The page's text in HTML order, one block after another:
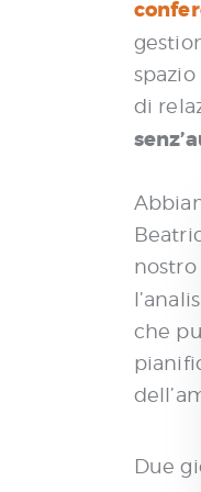
di
nostro
che
Due